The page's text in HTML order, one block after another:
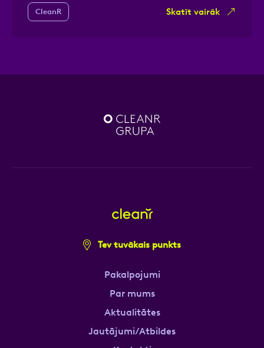
CleanR Skatīt vairāk
Tev tuvākais punkts
Pakalpojumi
Par mums
Aktualitātes
Jautājumi/Atbildes